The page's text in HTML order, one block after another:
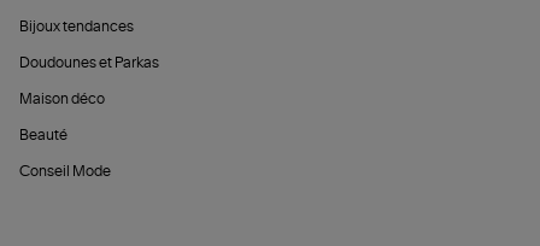
Bijoux tendances
Doudounes et Parkas
Maison déco
Beauté
Conseil Mode